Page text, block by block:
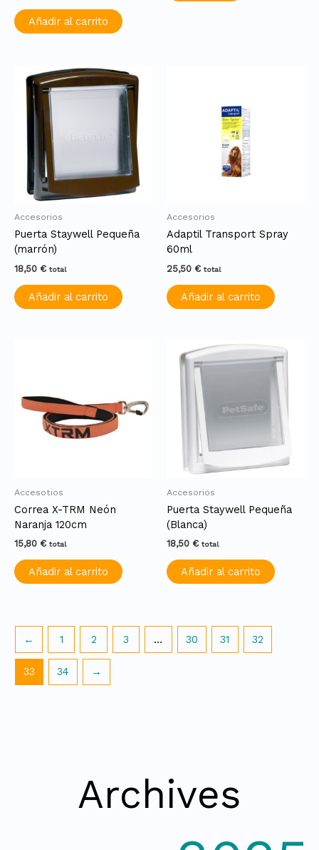
Añadir al carrito
Accesorios
Puerta Staywell Pequeña
(marrón)
18,50 € total
Añadir al carrito
Accesorios
Adaptil Transport Spray
60ml
25,50 € total
Añadir al carrito
Accesotios
Correa X-TRM Neón
Naranja 120cm
15,80 € total
Añadir al carrito
Accesorios
Puerta Staywell Pequeña
(Blanca)
18,50 € total
Añadir al carrito
← 1 2 3 … 30 31 32
33 34 →
Archives